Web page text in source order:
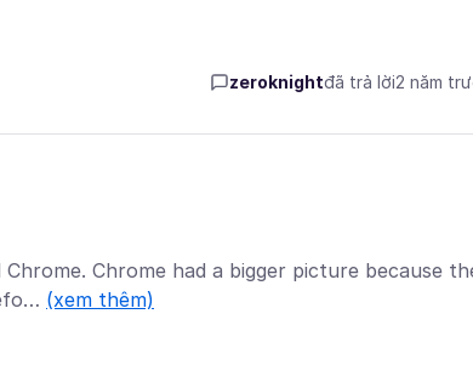
zeroknightđã trả lời2 năm
Chrome had a bigger picture because
(xem thêm)